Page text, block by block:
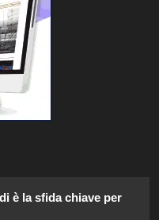
è la sfida chiave per